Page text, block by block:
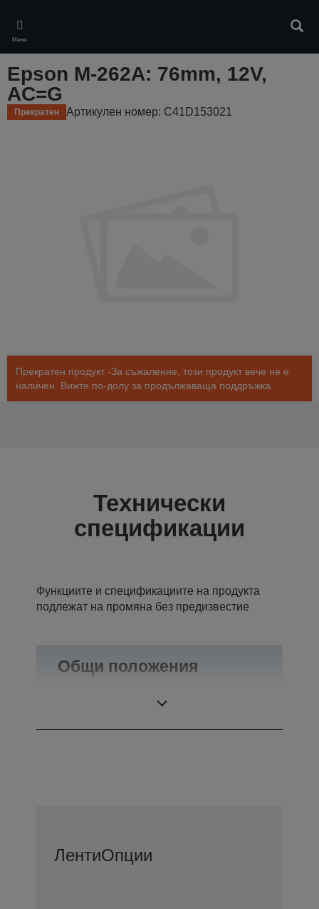
main
content
Меню
Epson M-262A: 76mm, 12V,
AC=G
Прекратен Артикулен номер: C41D153021
Прекратен продукт -За съжаление, този продукт вече не е
наличен. Вижте по-долу за продължаваща поддръжка.
Технически
спецификации
Функциите и спецификациите на продукта
подлежат на промяна без предизвестие
Общи положения
ЛентиОпции